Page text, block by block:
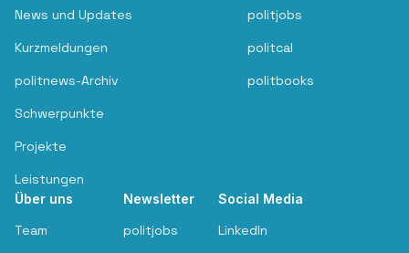
News und Updates
Kurzmeldungen
politnews-Archiv
Schwerpunkte
Projekte
Leistungen
politjobs
politcal
politbooks
Über uns
Team
Newsletter
politjobs
Social Media
LinkedIn